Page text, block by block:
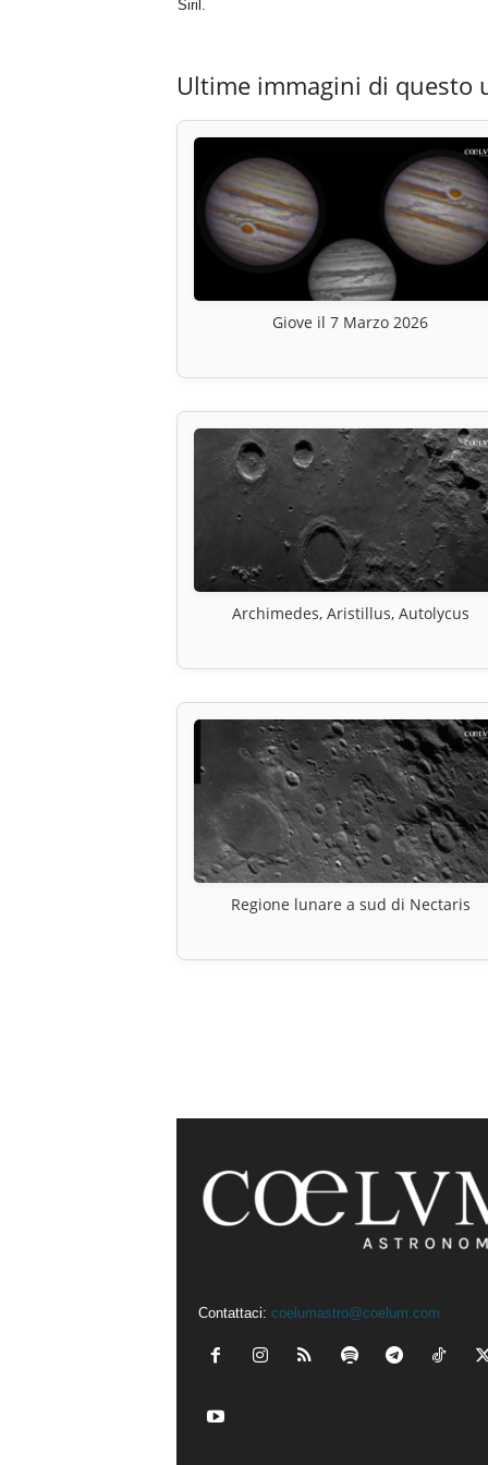
Siril.
Ultime immagini di questo
Giove il 7 Marzo 2026
Archimedes, Aristillus, Autolycus
Regione lunare a sud di Nectaris
Contattaci: coelumastro@coelum.com